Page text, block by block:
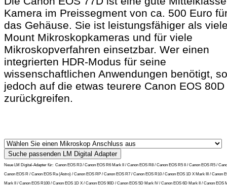
Kamera im Preissegment von ca. 500 Euro
das Gehäuse. Sie ist leistungsfähiger als
Mount Mikroskopkameras und für viele
Mikroskopverfahren einsetzbar. Wer einen
integrierten HDR-Modus für seine
wissenschaftlichen Anwendungen benötigt,
jedoch auf die etwas teurere Canon EOS 80D
zurückgreifen.
Neue LM Digital-Adapter für: Canon EOS R3 / Canon EOS R6 Mark II / Canon EOS R8 / Canon EOS R5 II / Canon EOS R5 /
Canon EOS R / Canon EOS Ra (Astro) / Canon EOS RP / Canon EOS R7 / Canon EOS R10 / Canon EOS 1D X Mark III / Canon
Mark II / Canon EOS R100 / Canon EOS 1D X / Canon EOS 90D / Canon EOS 5D Mark IV / Canon EOS 6D Mark II / Canon EOS